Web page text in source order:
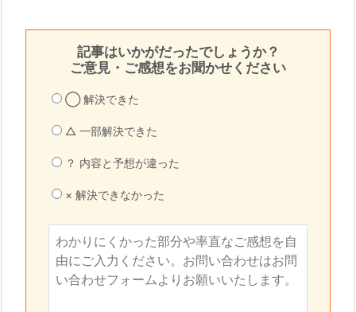
記事はいかがだったでしょうか？
ご意見・ご感想をお聞かせください
◯ 解決できた
△ 一部解決できた
？ 内容と予想が違った
× 解決できなかった